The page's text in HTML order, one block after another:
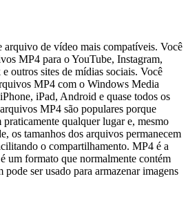
arquivo de vídeo mais compatíveis. Você
MP4 para o YouTube, Instagram,
outros sites de mídias sociais. Você
MP4 com o Windows Media
iPad, Android e quase todos os
MP4 são populares porque
qualquer lugar e, mesmo
os tamanhos dos arquivos permanecem
o compartilhamento. MP4 é a
um formato que normalmente contém
ser usado para armazenar imagens